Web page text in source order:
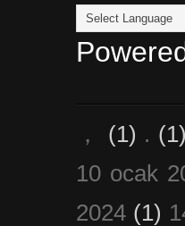
， (1) . (1)
10 ocak
2024 (1)